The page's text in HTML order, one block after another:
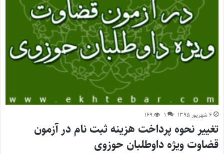
۶ شهریور ۱۳۹۵ ۱ ۱۶۹
تغییر نحوه پرداخت هزینه ثبت نام در آزمون
قضاوت ویژه داوطلبان حوزوی